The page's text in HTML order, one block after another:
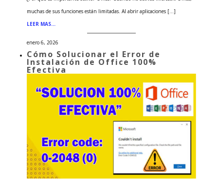
muchas de sus funciones están limitadas. Al abrir aplicaciones […]
LEER MAS…
enero 6, 2026
Cómo Solucionar el Error de
Instalación de Office 100%
Efectiva